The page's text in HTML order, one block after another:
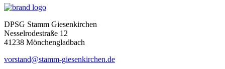
DPSG Stamm Giesenkirchen
Nesselrodestraße 12
41238 Mönchengladbach
vorstand@stamm-giesenkirchen.de